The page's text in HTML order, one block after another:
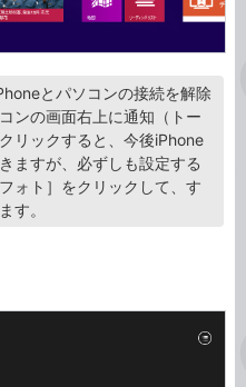
とパソコンの接続を解除
ンの画面右上に通知（トー
リックすると、今後iPhone
ますが、必ずしも設定する
ォト］をクリックして、す
す。